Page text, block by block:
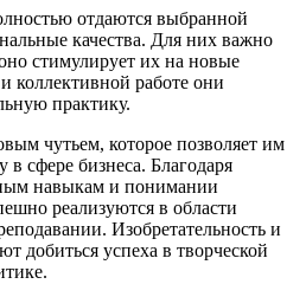
отдаются выбранной
качества. Для них важно
стимулирует их на новые
коллективной работе они
практику.
чутьем, которое позволяет им
в сфере бизнеса. Благодаря
навыкам и понимании
реализуются в области
Изобретательность и
добиться успеха в творческой